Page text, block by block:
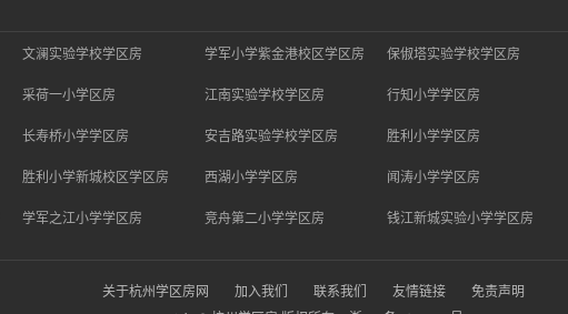
文澜实验学校学区房 学军小学紫金港校区学区房 保俶塔实验学校学区房
采荷一小学区房 江南实验学校学区房 行知小学学区房
长寿桥小学学区房 安吉路实验学校学区房 胜利小学学区房
胜利小学新城校区学区房 西湖小学学区房 闻涛小学学区房
学军之江小学学区房 竞舟第二小学学区房 钱江新城实验小学学区房
关于杭州学区房网 加入我们 联系我们 友情链接
免责声明